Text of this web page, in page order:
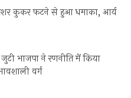
प्रेशर कुकर फटने से हुआ धमाका, आर्य
भाजपा ने रणनीति में किया
वर्ग